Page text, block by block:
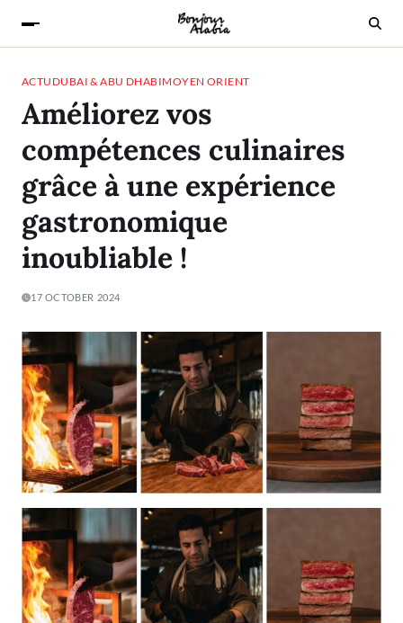
ACTU DUBAI & ABU DHABIMOYEN ORIENT
Améliorez vos
compétences culinaires
grâce à une expérience
gastronomique
inoubliable !
17 OCTOBER 2024